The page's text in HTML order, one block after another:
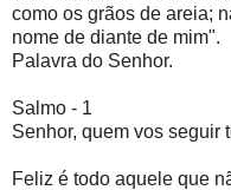
como os grãos de areia;
nome de diante de mim".
Palavra do Senhor.
Salmo - 1
Senhor, quem vos seguir
Feliz é todo aquele que